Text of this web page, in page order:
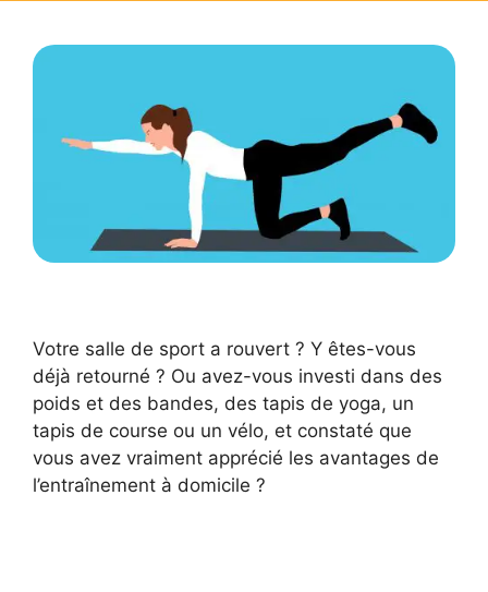
Votre salle de sport a rouvert ? Y êtes-vous
déjà retourné ? Ou avez-vous investi dans des
poids et des bandes, des tapis de yoga, un
tapis de course ou un vélo, et constaté que
vous avez vraiment apprécié les avantages de
l’entraînement à domicile ?